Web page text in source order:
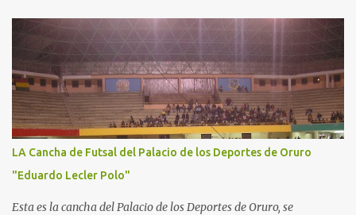
LA Cancha de Futsal del Palacio de los Deportes de Oruro
"Eduardo Lecler Polo"
Esta es la cancha del Palacio de los Deportes de Oruro, se